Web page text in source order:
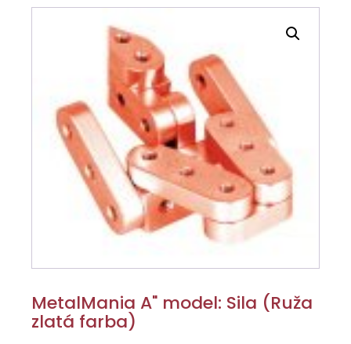
MetalMania A" model: Sila (Ruža
zlatá farba)